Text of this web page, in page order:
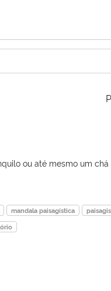
ou até mesmo um chá
mandala paisagística